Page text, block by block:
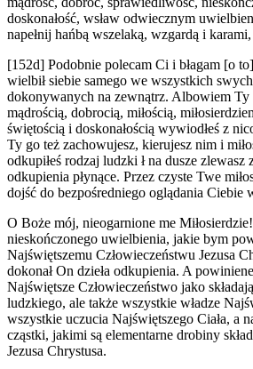
doskonałość, wsław odwiecznym
napełnij hańbą wszelaką, wzgardą i
[152d] Podobnie polecam Ci i błagam [o
wielbił siebie samego we wszystkich
dokonywanych na zewnątrz. Albowiem Ty
mądrością, dobrocią, miłością,
świętością i doskonałością wywiodłeś z
Ty go też zachowujesz, kierujesz nim i
odkupiłeś rodzaj ludzki ł na dusze zlewasz
odkupienia płynące. Przez czyste Twe
dojść do bezpośredniego oglądania Ciebie
O Boże mój, nieogarnione me
nieskończonego uwielbienia, jakie bym
Najświętszemu Człowieczeństwu Jezusa
dokonał On dzieła odkupienia. A
Najświętsze Człowieczeństwo jako
ludzkiego, ale także wszystkie władze
wszystkie uczucia Najświętszego Ciała, a
cząstki, jakimi są elementarne drobiny
Jezusa Chrystusa.